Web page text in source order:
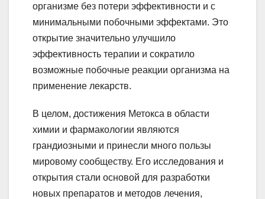
организме без потери эффективности и с
минимальными побочными эффектами. Это
открытие значительно улучшило
эффективность терапии и сократило
возможные побочные реакции организма на
применение лекарств.
В целом, достижения Метокса в области
химии и фармакологии являются
грандиозными и принесли много пользы
мировому сообществу. Его исследования и
открытия стали основой для разработки
новых препаратов и методов лечения,